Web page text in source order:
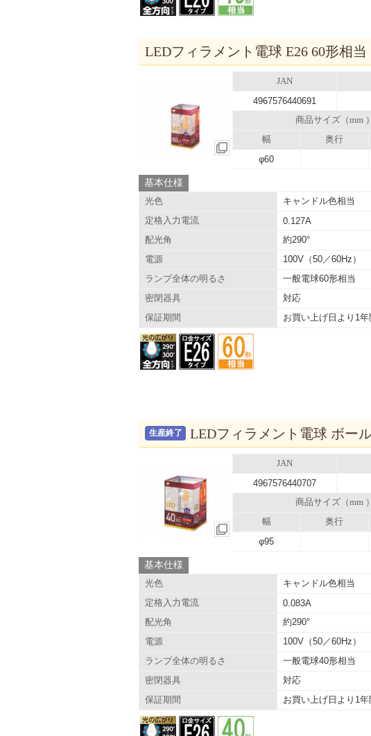
LEDフィラメント電球 E26 60形相
JAN
4967576440691
商品サイズ（mm ）
幅 奥行
φ60
基本仕様
光色 キャンドル色相当
定格入力電流 0.127A
配光角 約290°
電源 100V（50／60Hz）
ランプ全体の明るさ 一般電球60形相当
密閉器具 対応
保証期間 お買い上げ日より1年
生産終了 LEDフィラメント電球 ボー
JAN
4967576440707
商品サイズ（mm ）
幅 奥行
φ95
基本仕様
光色 キャンドル色相当
定格入力電流 0.083A
配光角 約290°
電源 100V（50／60Hz）
ランプ全体の明るさ 一般電球40形相当
密閉器具 対応
保証期間 お買い上げ日より1年